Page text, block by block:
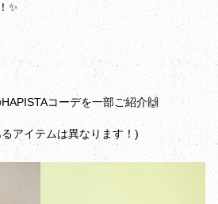
✨️
コーデを一部ご紹介🙌
アイテムは異なります！)